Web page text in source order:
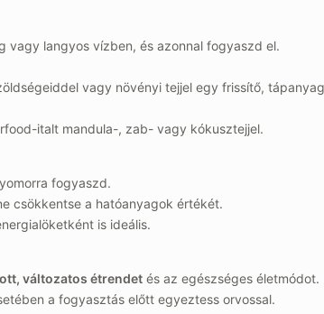
vagy langyos vízben, és azonnal fogyaszd el.
vagy növényi tejjel egy frissítő,
italt mandula-, zab- vagy kókusztejjel.
fogyaszd.
csökkentse a hatóanyagok értékét.
is ideális.
változatos étrendetés az egészséges életmódot.
a fogyasztás előtt egyeztess orvossal.